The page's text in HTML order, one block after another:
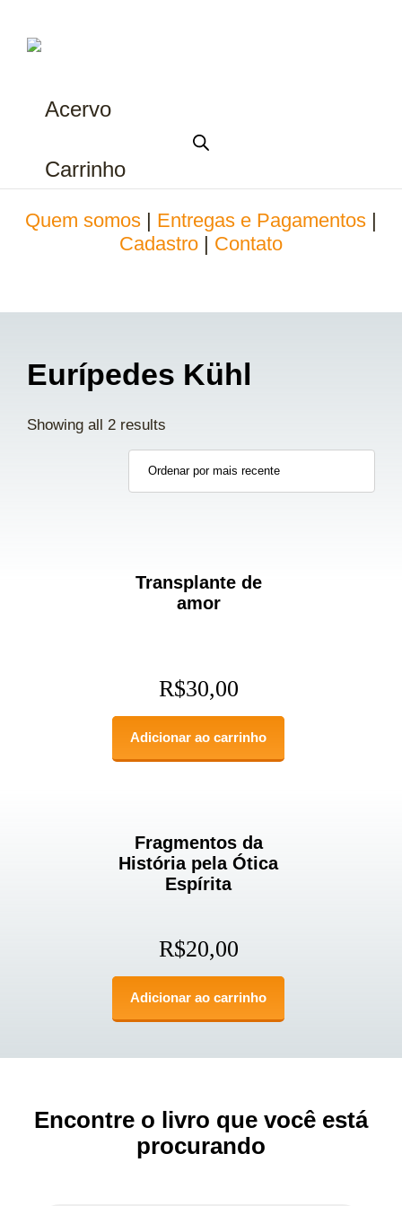
Acervo
Carrinho
Quem somos Entregas e Pagamentos
Cadastro
Contato
Eurípedes Kühl
Showing all 2 results
Transplante de
amor
R$30,00
Adicionar ao carrinho
Fragmentos da
História pela Ótica
Espírita
R$20,00
Adicionar ao carrinho
Encontre o livro que você está
procurando